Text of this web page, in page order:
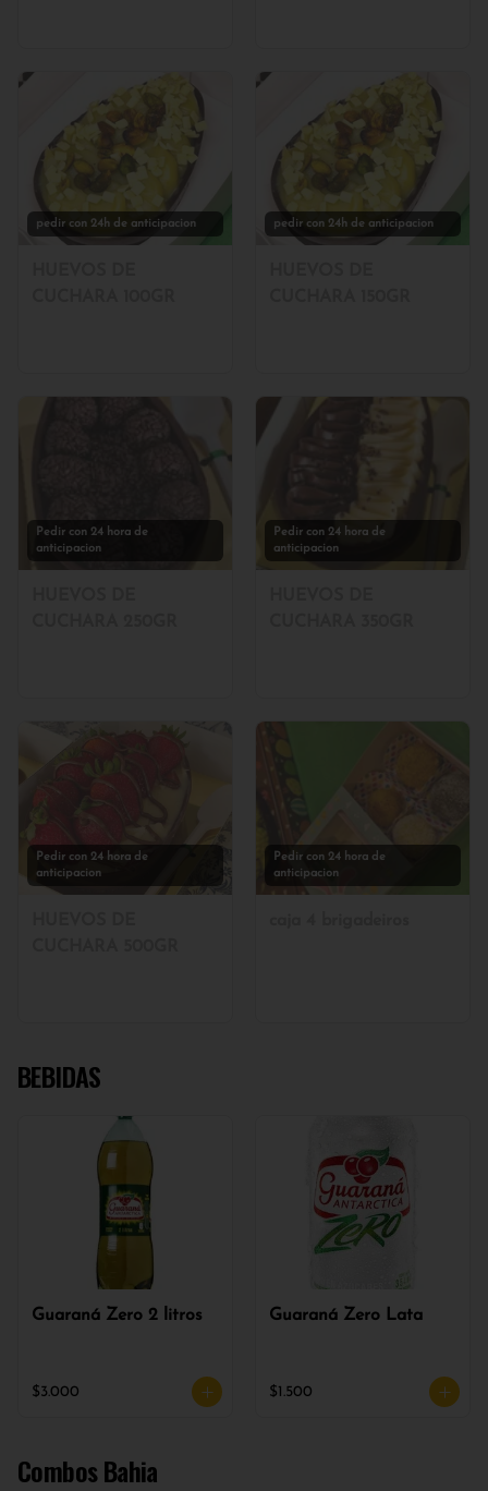
pedir con 24h de anticipacion pedir con 24h de anticipacion
Pedir con 24 hora de
anticipacion
Pedir con 24 hora de
anticipacion
Pedir con 24 hora de
anticipacion
Pedir con 24 hora de
anticipacion
BEBIDAS
Guaraná Zero 2 litros
$3.000
Guaraná Zero Lata
$1.500
Combos Bahia